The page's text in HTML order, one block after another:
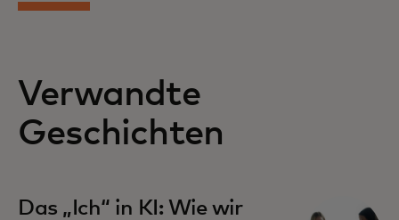
Verwandte
Geschichten
Das „Ich“ in KI: Wie wir